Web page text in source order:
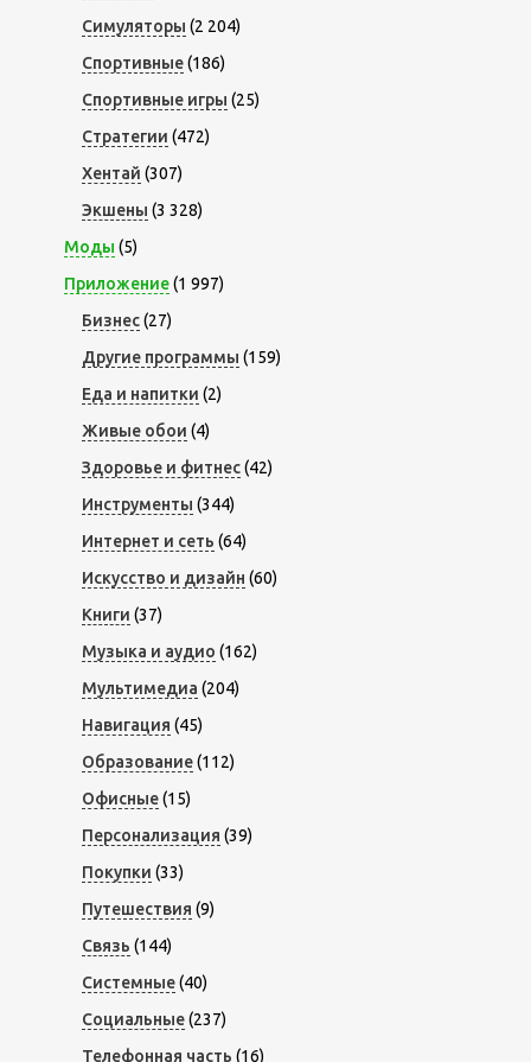
Симуляторы (2 204)
Спортивные(186)
Спортивные игры (25)
Стратегии (472)
Хентай (307)
Экшены (3 328)
Моды (5)
Приложение(1 997)
Бизнес(27)
Другие программы (159)
Еда и напитки (2)
Живые обои (4)
Здоровье и фитнес(42)
Инструменты (344)
Интернет и сеть (64)
Искусство и дизайн (60)
Книги (37)
Музыка и аудио (162)
Мультимедиа (204)
Навигация (45)
Образование(112)
Офисные(15)
Персонализация (39)
Покупки (33)
Путешествия (9)
Связь (144)
Системные(40)
Социальные(237)
Телефонная часть (16)